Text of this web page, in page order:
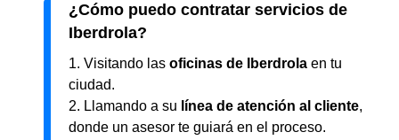
¿Cómo puedo contratar servicios de
Iberdrola?
1. Visitando las oficinas de Iberdrola en tu
ciudad.
2. Llamando a su línea de atención al cliente,
donde un asesor te guiará en el proceso.